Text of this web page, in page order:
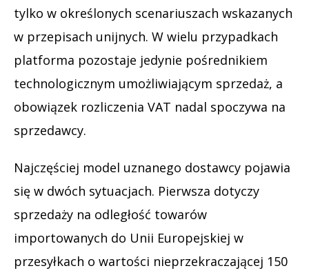
tylko w określonych scenariuszach wskazanych
w przepisach unijnych. W wielu przypadkach
platforma pozostaje jedynie pośrednikiem
technologicznym umożliwiającym sprzedaż, a
obowiązek rozliczenia VAT nadal spoczywa na
sprzedawcy.
Najczęściej model uznanego dostawcy pojawia
się w dwóch sytuacjach. Pierwsza dotyczy
sprzedaży na odległość towarów
importowanych do Unii Europejskiej w
przesyłkach o wartości nieprzekraczającej 150